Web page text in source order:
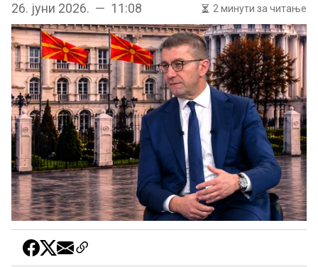
26. јуни 2026. — 11:08 2 минути за читање